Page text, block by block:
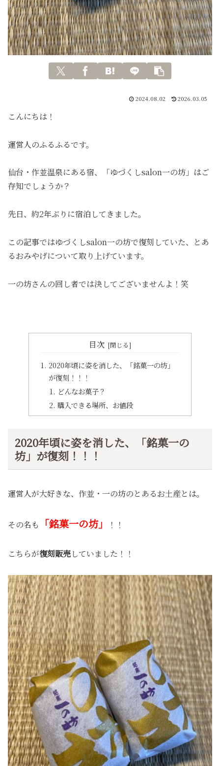
2024.08.02 2026.03.05
こんにちは！
運営人のふるふるです。
仙台・作並温泉にある宿、「ゆづくしsalon一の坊」はご
存知でしょうか？
先日、約2年ぶりに宿泊してきました。
この記事ではゆづくしsalon一の坊で復刻していた、とあ
るおみやげについて取り上げています。
一の坊さんの回し者では決してございませんよ！笑
目次
2020年頃に姿を消した、「銘菓一の坊」
が復刻！！！
どんなお菓子？
購入できる場所、お値段
2020年頃に姿を消した、「銘菓一の
坊」が復刻！！！
運営人が大好きな、作並・一の坊のとあるお土産とは。
その名も 「銘菓一の坊」 ！！
こちらが復刻販売していました！！